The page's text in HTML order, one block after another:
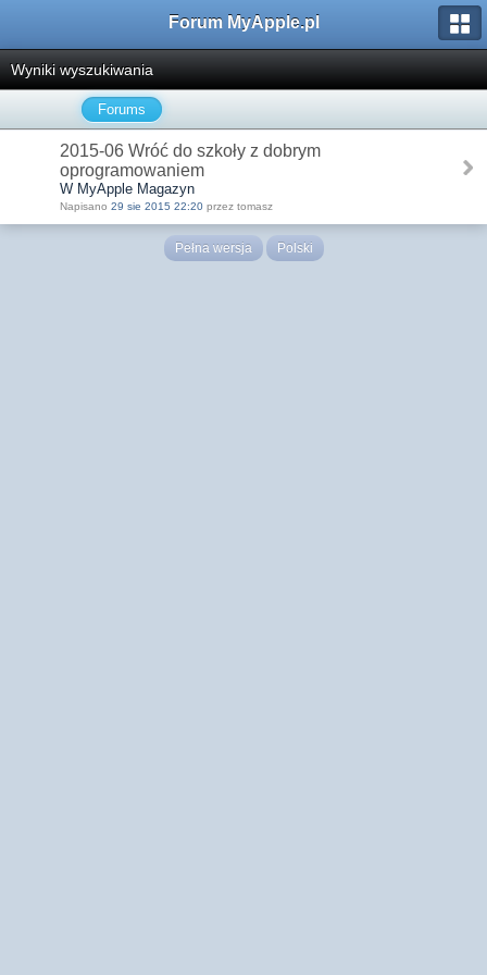
Forum MyApple.pl
Wyniki wyszukiwania
Forums
2015-06 Wróć do szkoły z dobrym
oprogramowaniem
W MyApple Magazyn
Napisano 29 sie 2015 22:20 przez tomasz
Pełna wersja Polski